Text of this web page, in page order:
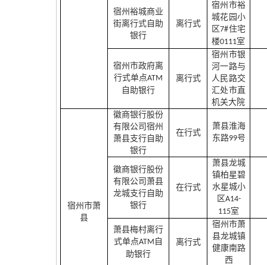
宿州裕城商业
街离行式自助
银行
离行式
宿州市裕
城花园小
区7#住宅
楼0111室
宿州市政府离
行式单点ATM
自助银行
离行式
宿州市银
河一路与
人民路交
汇处市直
机关大院
宿州市萧
县
徽商银行股份
有限公司宿州
萧县支行自助
银行
在行式
萧县淮海
东路99号
徽商银行股份
有限公司萧县
龙城支行自助
银行
在行式
萧县龙城
镇柏星碧
水星城小
区A14-
115室
萧县梅村离行
式单点ATM 自
助银行
离行式
宿州市萧
县龙城镇
健康南路
西